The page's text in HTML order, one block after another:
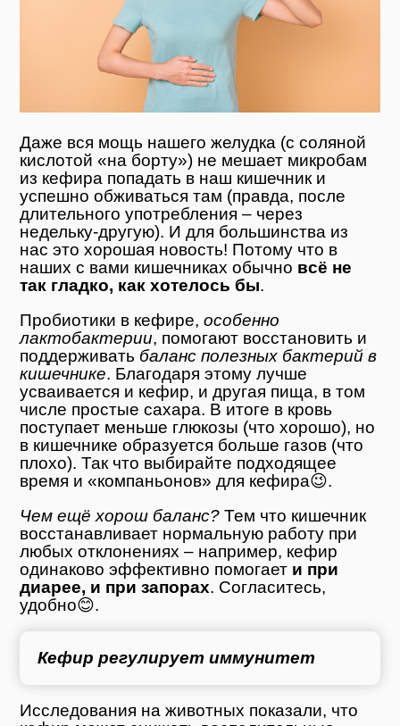
Даже вся мощь нашего желудка (с соляной
кислотой «на борту») не мешает микробам
из кефира попадать в наш кишечник и
успешно обживаться там (правда, после
длительного употребления – через
недельку-другую). И для большинства из
нас это хорошая новость! Потому что в
наших с вами кишечниках обычно всё не
так гладко, как хотелось бы.
Пробиотики в кефире,особенно
лактобактерии, помогают восстановить и
поддерживать баланс полезных бактерий в
кишечнике. Благодаря этому лучше
усваивается и кефир, и другая пища, в том
числе простые сахара. В итоге в кровь
поступает меньше глюкозы (что хорошо), но
в кишечнике образуется больше газов (что
плохо). Так что выбирайте подходящее
время и «компаньонов» для кефира😉.
Чем ещё хорош баланс? Тем что кишечник
восстанавливает нормальную работу при
любых отклонениях – например, кефир
одинаково эффективно помогает и при
диарее, и при запорах. Согласитесь,
удобно😊.
Кефир регулирует иммунитет
Исследования на животных показали, что